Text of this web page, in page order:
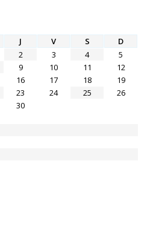
J V S
D
2 3 4
5
9 10 11
12
16 17 18
19
23 24 25
26
30